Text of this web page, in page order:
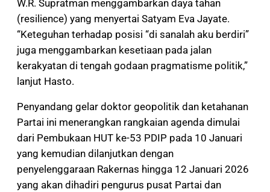
W.R. Supratman menggambarkan daya tahan
(resilience) yang menyertai Satyam Eva Jayate.
“Keteguhan terhadap posisi “di sanalah aku berdiri”
juga menggambarkan kesetiaan pada jalan
kerakyatan di tengah godaan pragmatisme politik,”
lanjut Hasto.
Penyandang gelar doktor geopolitik dan ketahanan
Partai ini menerangkan rangkaian agenda dimulai
dari Pembukaan HUT ke-53 PDIP pada 10 Januari
yang kemudian dilanjutkan dengan
penyelenggaraan Rakernas hingga 12 Januari 2026
yang akan dihadiri pengurus pusat Partai dan